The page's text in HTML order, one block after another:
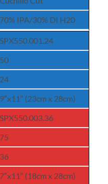
70% IPA/30% DI H20
SPX550.001.24
50
24
9″x11″ (23cm x 28cm)
SPX550.003.36
75
36
7″x11″ (18cm x 28cm)